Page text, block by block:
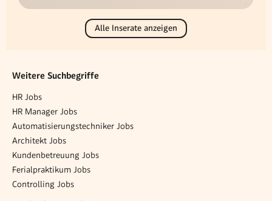
Alle Inserate anzeigen
Weitere Suchbegriffe
HR Jobs
HR Manager Jobs
Automatisierungstechniker Jobs
Architekt Jobs
Kundenbetreuung Jobs
Ferialpraktikum Jobs
Controlling Jobs